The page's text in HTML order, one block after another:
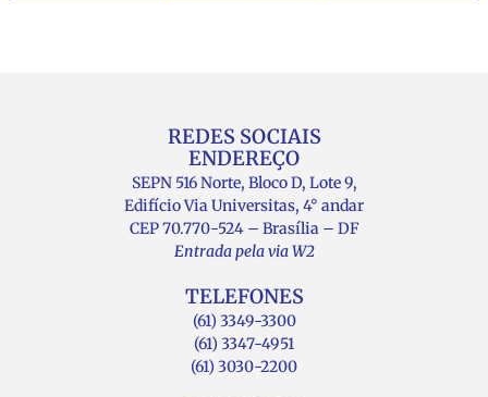
REDES SOCIAIS
ENDEREÇO
SEPN 516 Norte, Bloco D, Lote 9,
Edifício Via Universitas, 4° andar
CEP 70.770-524 – Brasília – DF
Entrada pela via W2
TELEFONES
(61) 3349-3300
(61) 3347-4951
(61) 3030-2200